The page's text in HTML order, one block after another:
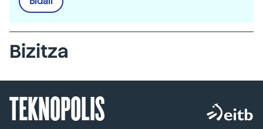
Bizitza
TEKNOPOLIS